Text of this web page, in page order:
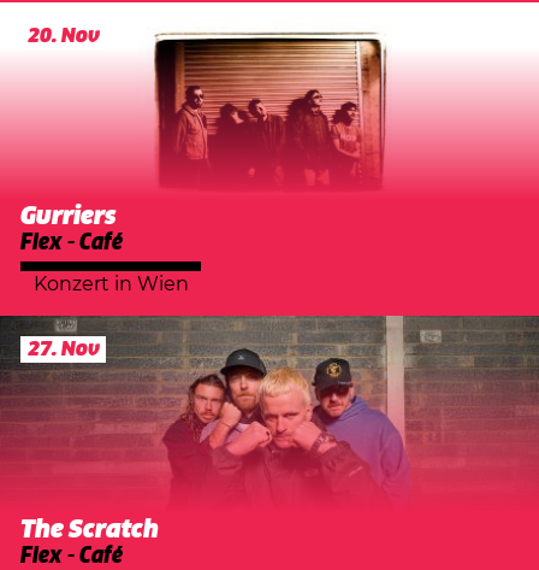
20. Nov
Gurriers
Flex - Café
Konzert in Wien
27. Nov
The Scratch
Flex - Café